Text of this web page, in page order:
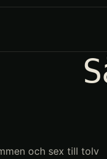
och sex till tolv